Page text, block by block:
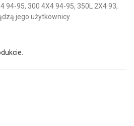
94-95, 300 4X4 94-95, 350L 2X4 93,
jego użytkownicy